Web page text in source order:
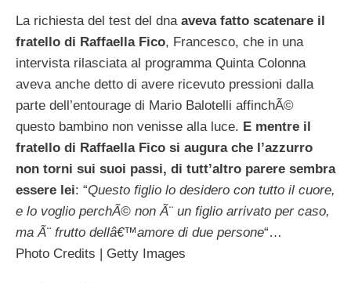
La richiesta del test del dna aveva fatto scatenare il
fratello di Raffaella Fico, Francesco, che in una
intervista rilasciata al programma Quinta Colonna
aveva anche detto di avere ricevuto pressioni dalla
parte dell’entourage di Mario Balotelli affinchÃ©
questo bambino non venisse alla luce. E mentre il
fratello di Raffaella Fico si augura che l’azzurro
non torni sui suoi passi, di tutt’altro parere sembra
essere lei: “Questo figlio lo desidero con tutto il cuore,
e lo voglio perchÃ© non Ã¨ un figlio arrivato per caso,
ma Ã¨ frutto dellâ€™amore di due persone“…
Photo Credits | Getty Images